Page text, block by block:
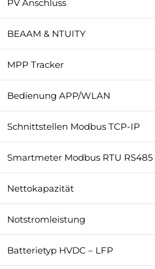
PV Anschluss
BEAAM & NTUITY
MPP Tracker
Bedienung APP/WLAN
Schnittstellen Modbus TCP-IP
Smartmeter Modbus RTU RS485
Nettokapazität
Notstromleistung
Batterietyp HVDC – LFP